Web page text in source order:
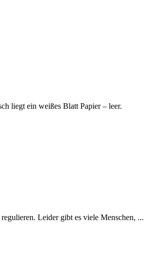
liegt ein weißes Blatt Papier – leer.
Leider gibt es viele Menschen, ...